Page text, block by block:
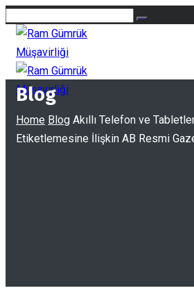
Blog
Home Blog Akıllı Telefon ve
Etiketlemesine İlişkin AB Resmi